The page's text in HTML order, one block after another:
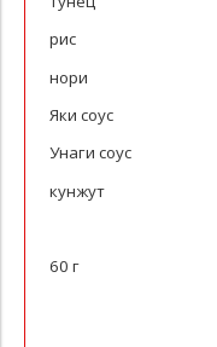
рис
нори
Яки соус
Унаги соус
кунжут
60 г